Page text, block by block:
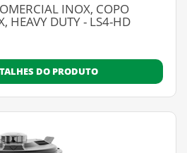
INOX, COPO
HEAVY DUTY - LS4-HD
DO PRODUTO